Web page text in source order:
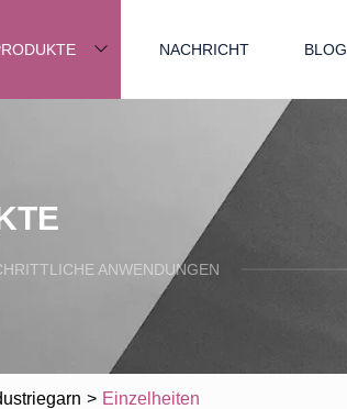
NACHRICHT BLOG
ANWENDUNGEN
> Einzelheiten